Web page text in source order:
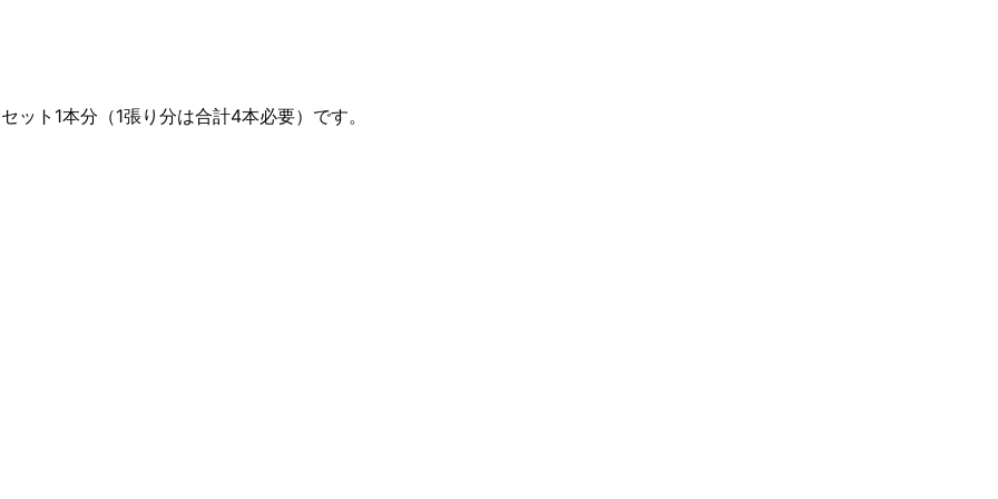
ト1本分（1張り分は合計4本必要）です。